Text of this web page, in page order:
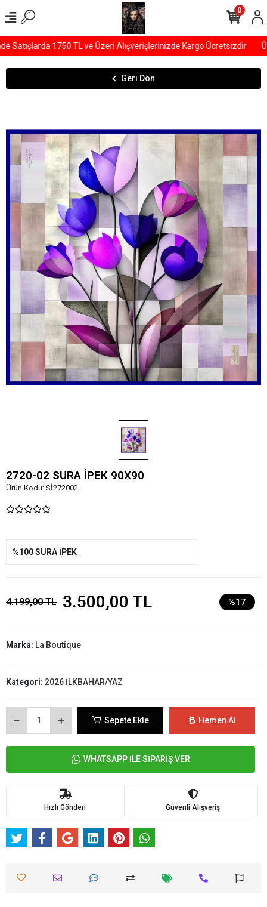
1750 TL ve Üzeri Alışverişlerinizde Kargo Ücretsizdir
0
Geri Dön
2720-02 SURA İPEK 90X90
Ürün Kodu: Sİ272002
%100 SURA İPEK
4.199,00 TL 3.500,00 TL %17
Marka: La Boutique
Kategori: 2026 İLKBAHAR/YAZ
Sepete Ekle Hemen Al
WHATSAPP İLE SİPARİŞ VER
Hızlı Gönderi Güvenli Alışveriş